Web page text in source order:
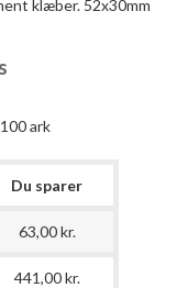
klæber. 52x30mm
ark
Du sparer
63,00 kr.
441,00 kr.